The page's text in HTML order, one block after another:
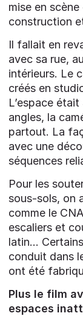
mise en
construction
Il fallait en
avec sa rue,
intérieurs. Le
créés en
L’espace
angles, la
partout. La
avec une
séquences
Pour les
sous-sols, on
comme le
escaliers et
latin…
conduit dans
ont été
Plus le film
espaces